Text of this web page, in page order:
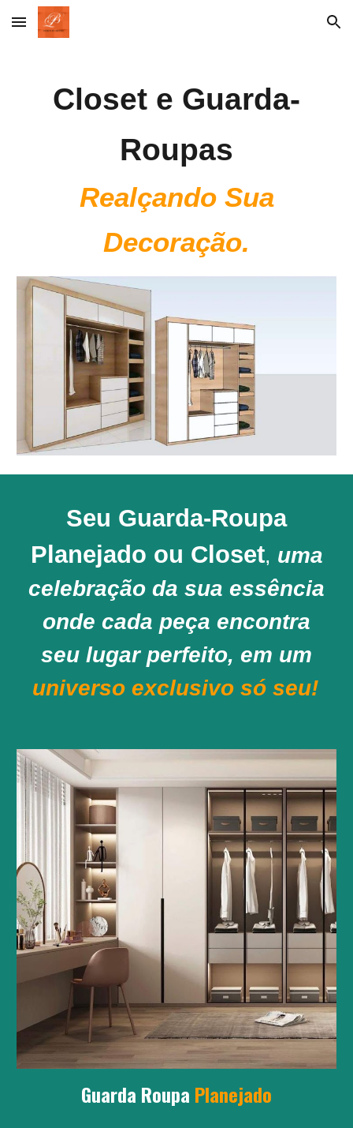
Skip to main content Skip to navigation
Closet e Guarda-
Roupas
Realçando Sua
Decoração.
Seu Guarda-Roupa
Planejado ou Closet, uma
celebração da sua essência
onde cada peça encontra
seu lugar perfeito, em um
universo exclusivo só seu!
Guarda Roupa Planejado